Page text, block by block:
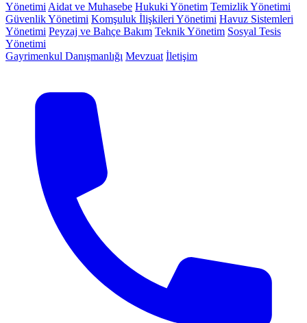
Yönetimi Aidat ve Muhasebe Hukuki Yönetim Temizlik Yönetimi
Güvenlik Yönetimi Komşuluk İlişkileri Yönetimi Havuz Sistemleri
Yönetimi Peyzaj ve Bahçe Bakım Teknik Yönetim Sosyal Tesis
Yönetimi
Gayrimenkul Danışmanlığı Mevzuat İletişim